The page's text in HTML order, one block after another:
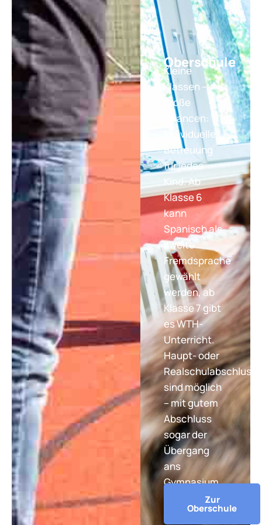
Oberschule
Kleine
Klassen –
große
Chancen:
Individuelle
Betreuung
für jedes
Kind. Ab
Klasse 6
kann
Spanisch als
zweite
Fremdsprache
gewählt
werden, ab
Klasse 7 gibt
es WTH-
Unterricht.
Haupt- oder
Realschulabschluss
sind möglich
– mit gutem
Abschluss
sogar der
Übergang
ans
Gymnasium.
Zur
Oberschule